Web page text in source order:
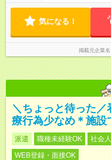
気になる！
掲載元企業名
＼ちょっと待った
療行為少なめ＊施設
派遣 職種未経験OK 社会
WEB登録・面接OK